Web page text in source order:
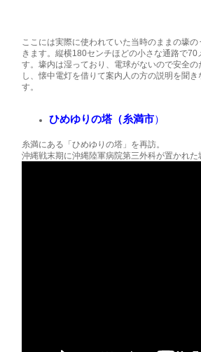
ここには実際に使われていた当時のままの壕
きます。縦横180センチほどの小さな通路で70
す。壕内は湿っており、電球がないので安全
し、懐中電灯を借りて案内人の方の説明を聞き
す。
ひめゆりの塔（糸満市）
糸満にある「ひめゆりの塔」を再訪。
沖縄戦末期に沖縄陸軍病院第三外科が置かれた